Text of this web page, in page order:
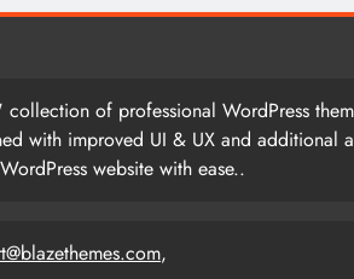
collection of professional WordPress
with improved UI & UX and additional
website with ease..
,